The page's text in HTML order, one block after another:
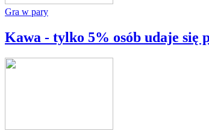
Gra w pary
Kawa - tylko 5% osób udaje się